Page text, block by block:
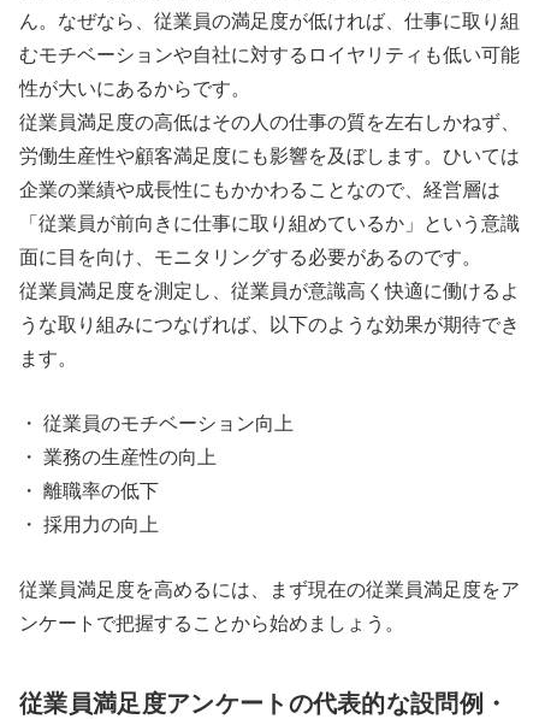
ん。なぜなら、従業員の満足度が低ければ、仕事に取り組
むモチベーションや自社に対するロイヤリティも低い可能
性が大いにあるからです。
従業員満足度の高低はその人の仕事の質を左右しかねず、
労働生産性や顧客満足度にも影響を及ぼします。ひいては
企業の業績や成長性にもかかわることなので、経営層は
「従業員が前向きに仕事に取り組めているか」という意識
面に目を向け、モニタリングする必要があるのです。
従業員満足度を測定し、従業員が意識高く快適に働けるよ
うな取り組みにつなげれば、以下のような効果が期待でき
ます。
・ 従業員のモチベーション向上
・ 業務の生産性の向上
・ 離職率の低下
・ 採用力の向上
従業員満足度を高めるには、まず現在の従業員満足度をア
ンケートで把握することから始めましょう。
従業員満足度アンケートの代表的な設問例・